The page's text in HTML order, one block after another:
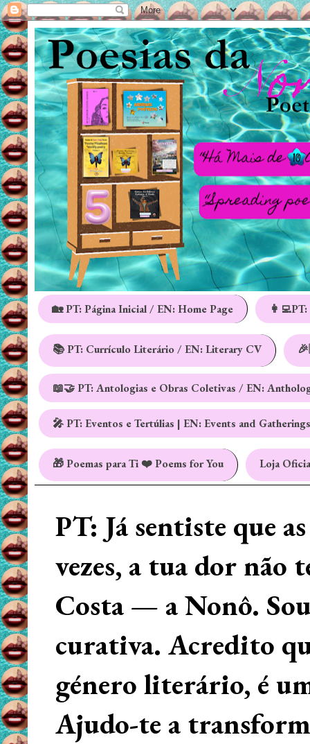
🏡 PT: Página Inicial / EN: Home Page
📚 PT: Currículo Literário / EN: Literary CV
📖🤝 PT: Antologias e Obras Coletivas / EN:
🎤 PT: Eventos e Tertúlias | EN: Events and Gatherings
🎁 Poemas para Ti ❤️ Poems for You Loja
PT: Já sentiste que
vezes, a tua dor não
Costa — a Nonô.
curativa. Acredito
género literário, é
Ajudo-te a